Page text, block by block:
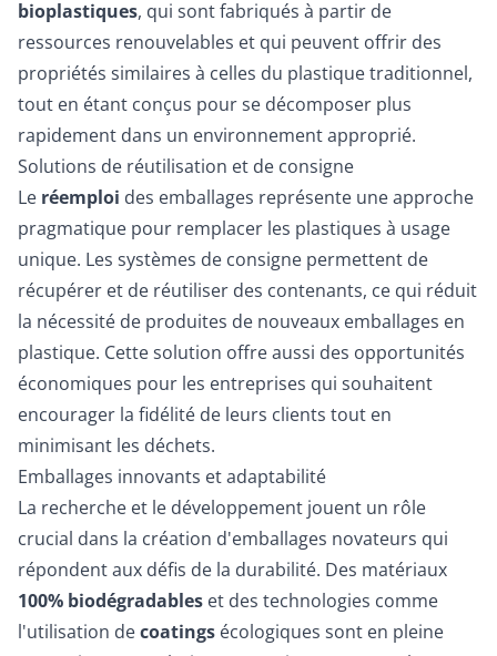
bioplastiques, qui sont fabriqués à partir de
ressources renouvelables et qui peuvent offrir des
propriétés similaires à celles du plastique traditionnel,
tout en étant conçus pour se décomposer plus
rapidement dans un environnement approprié.
Solutions de réutilisation et de consigne
Le réemploi des emballages représente une approche
pragmatique pour remplacer les plastiques à usage
unique. Les systèmes de consigne permettent de
récupérer et de réutiliser des contenants, ce qui réduit
la nécessité de produites de nouveaux emballages en
plastique. Cette solution offre aussi des opportunités
économiques pour les entreprises qui souhaitent
encourager la fidélité de leurs clients tout en
minimisant les déchets.
Emballages innovants et adaptabilité
La recherche et le développement jouent un rôle
crucial dans la création d'emballages novateurs qui
répondent aux défis de la durabilité. Des matériaux
100% biodégradables et des technologies comme
l'utilisation decoatings écologiques sont en pleine